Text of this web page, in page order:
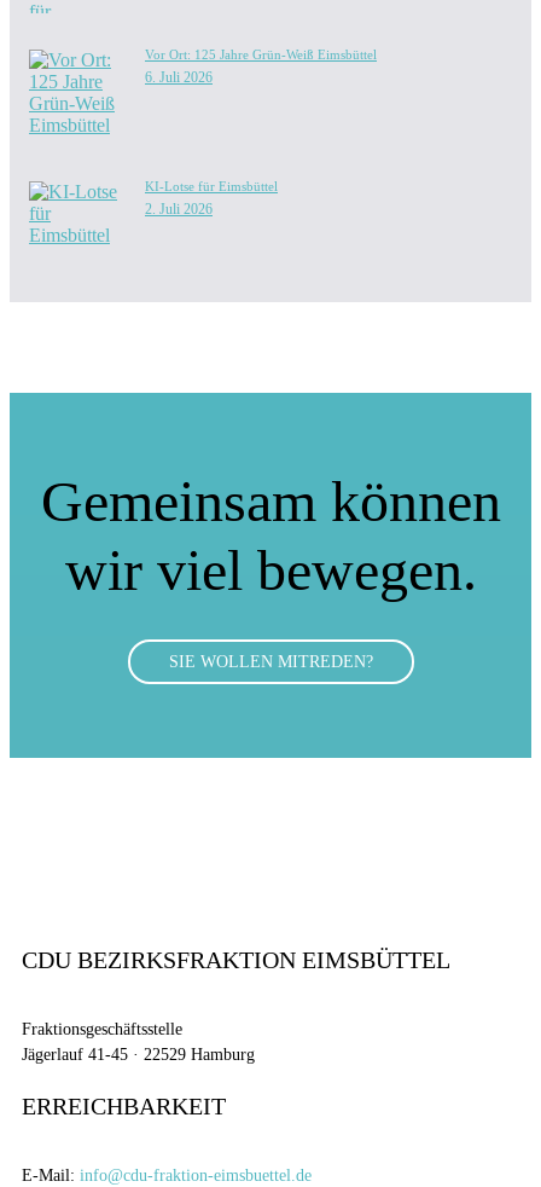
Vor Ort: 125 Jahre Grün-Weiß Eimsbüttel
6. Juli 2026
KI-Lotse für Eimsbüttel
2. Juli 2026
Gemeinsam können
wir viel bewegen.
SIE WOLLEN MITREDEN?
CDU BEZIRKSFRAKTION EIMSBÜTTEL
Fraktionsgeschäftsstelle
Jägerlauf 41-45 · 22529 Hamburg
ERREICHBARKEIT
E-Mail: info@cdu-fraktion-eimsbuettel.de